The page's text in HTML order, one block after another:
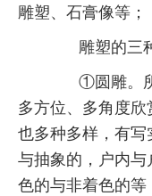
雕塑、石膏像等；
雕塑的三种
①圆雕。所
多方位、多角度
也多种多样，有
与抽象的，户内
色的与非着色的